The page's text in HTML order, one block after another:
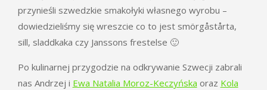
przynieśli szwedzkie smakołyki własnego wyrobu –
dowiedzieliśmy się wreszcie co to jest smörgåstårta,
sill, sladdkaka czy Janssons frestelse 🙂
Po kulinarnej przygodzie na odkrywanie Szwecji zabrali
nas Andrzej i Ewa Natalia Moroz-Keczyńska oraz Kola